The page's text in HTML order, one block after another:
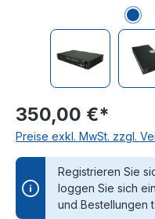
350,00 €*
Preise exkl. MwSt. zzgl.
Registrieren Sie
loggen Sie sich
und Bestellungen